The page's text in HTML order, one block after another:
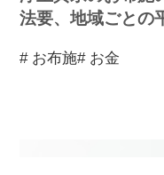
法要、地域ごとの
# お布施# お金